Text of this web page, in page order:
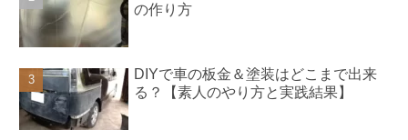
の作り方
DIYで車の板金＆塗装はどこまで出来
る？【素人のやり方と実践結果】